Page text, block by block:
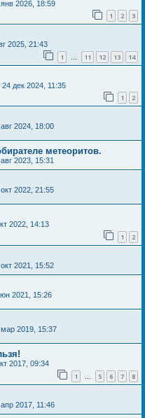
2026, 18:59
1 2 3
2025, 21:43
1 … 11 12 13 14
24 дек 2024, 11:35
1 2
2024, 18:00
метеоритов.
2023, 15:31
2022, 21:55
2022, 14:13
1 2
2021, 15:52
2021, 15:26
2019, 15:37
2017, 09:34
1 … 5 6 7 8
2017, 11:46